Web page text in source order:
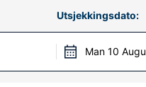
Utsjekkingsdato:
Man 10